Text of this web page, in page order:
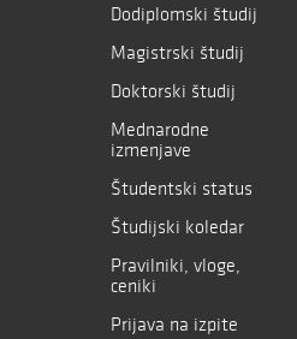
Dodiplomski študij
Magistrski študij
Doktorski študij
Mednarodne
izmenjave
Študentski status
Študijski koledar
Pravilniki, vloge,
ceniki
Prijava na izpite